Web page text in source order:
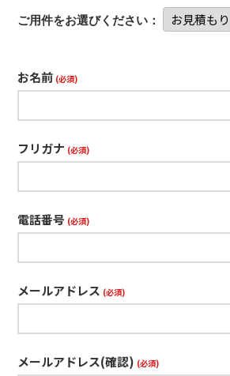
ご用件をお選びください：
お名前 (必須)
フリガナ (必須)
電話番号 (必須)
メールアドレス (必須)
メールアドレス(確認) (必須)